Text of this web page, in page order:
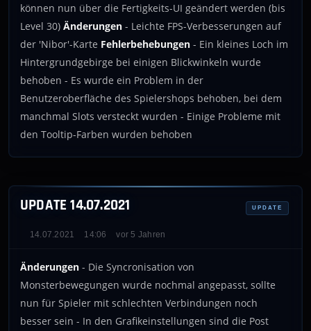
können nun über die Fertigkeits-UI geändert werden (bis
Level 30) Änderungen - Leichte FPS-Verbesserungen auf
der 'Nibor'-Karte Fehlerbehebungen - Ein kleines Loch im
Hintergrundgebirge bei einigen Blickwinkeln wurde
behoben - Es wurde ein Problem in der
Benutzeroberfläche des Spielershops behoben, bei dem
manchmal Slots versteckt wurden - Einige Probleme mit
den Tooltip-Farben wurden behoben
UPDATE 14.07.2021 UPDATE
14.07.2021 14:06 vor 5 Jahren
Änderungen - Die Syncronisation von
Monsterbewegungen wurde nochmal angepasst, sollte
nun für Spieler mit schlechten Verbindungen noch
besser sein - In den Grafikeinstellungen sind die Post